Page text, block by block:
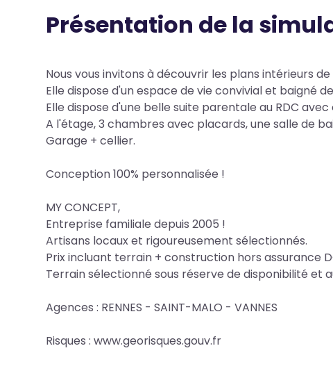
Présentation de la
Body
Nous vous invitons à découvrir les plans intérieurs
Elle dispose d'un espace de vie convivial et baigné
Elle dispose d'une belle suite parentale au RDC
A l'étage, 3 chambres avec placards, une salle de
Garage + cellier.
Conception 100% personnalisée !
MY CONCEPT,
Entreprise familiale depuis 2005 !
Artisans locaux et rigoureusement sélectionnés.
Prix incluant terrain + construction hors assurance
Terrain sélectionné sous réserve de disponibilité et
Agences : RENNES - SAINT-MALO - VANNES
Risques : www.georisques.gouv.fr